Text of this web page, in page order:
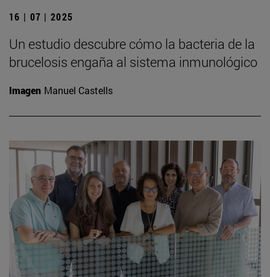
16 | 07 | 2025
Un estudio descubre cómo la bacteria de la
brucelosis engaña al sistema inmunológico
Imagen Manuel Castells